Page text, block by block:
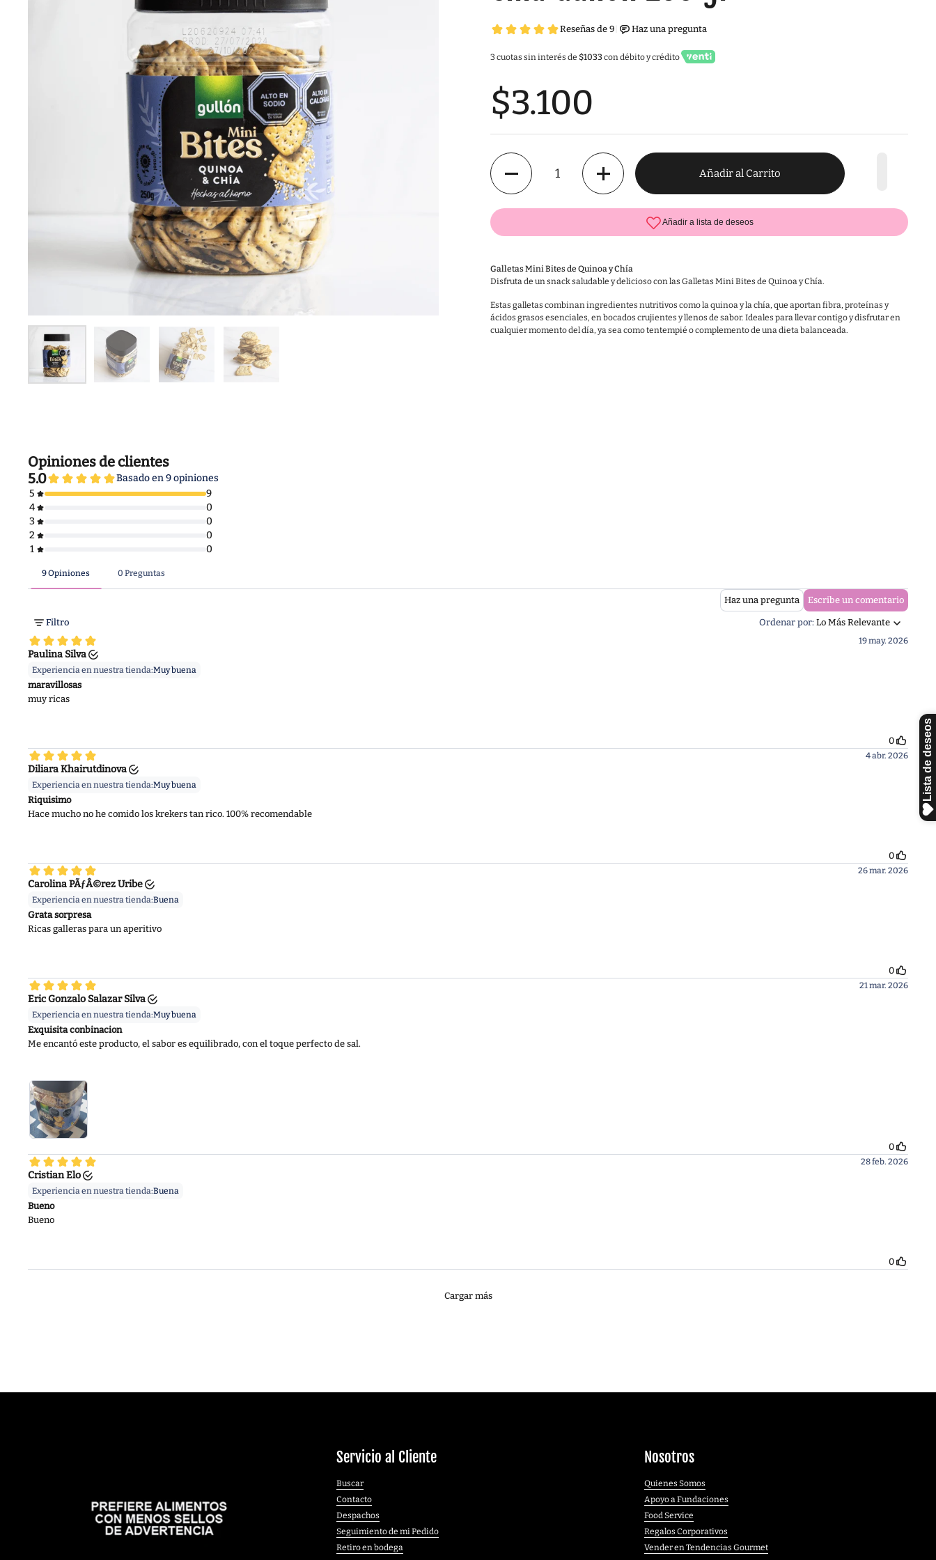
3 cuotas sin interés de $1033con débito y crédito
$3.100
Cantidad
Añadir al Carrito
Galletas Mini Bites de Quinoa y Chía
Disfruta de un snack saludable y delicioso con las Galletas Mini Bites de Quinoa y Chía.
Estas galletas combinan ingredientes nutritivos como la quinoa y la chía, que aportan fibra, proteínas y
ácidos grasos esenciales, en bocados crujientes y llenos de sabor. Ideales para llevar contigo y disfrutar en
cualquier momento del día, ya sea como tentempié o complemento de una dieta balanceada.
Servicio al Cliente
Buscar
Contacto
Despachos
Seguimiento de mi Pedido
Retiro en bodega
Nosotros
Quienes Somos
Apoyo a Fundaciones
Food Service
Regalos Corporativos
Vender en Tendencias Gourmet